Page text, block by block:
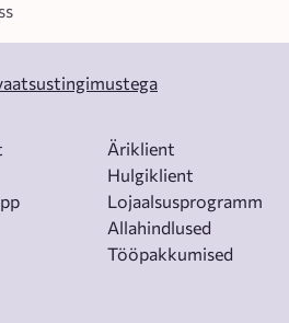
Äriklient
Hulgiklient
Lojaalsusprogramm
Allahindlused
Tööpakkumised